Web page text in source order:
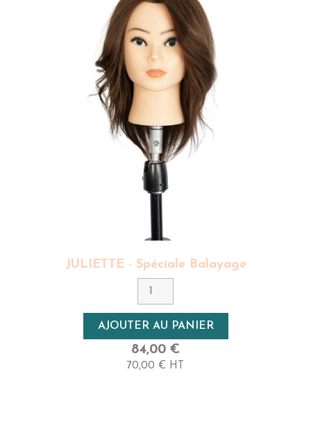
JULIETTE - Spéciale Balayage
AJOUTER AU PANIER
84,00 €
70,00 € HT